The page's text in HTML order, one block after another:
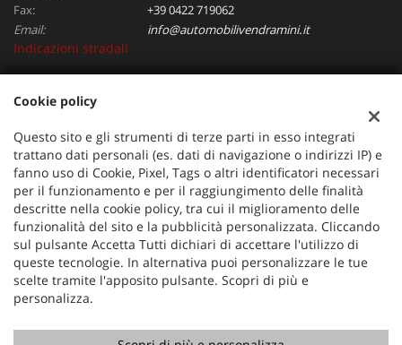
Fax:
+39 0422 719062
Email:
info@automobilivendramini.it
Indicazioni stradali
Dati fiscali:
Automobili Vendramini srl
Via Verdi, 97, Oderzo (TV)
C.F/P.IVA:04823130267
Registro delle imprese:TV
Cookie policy
Questo sito e gli strumenti di terze parti in esso integrati
trattano dati personali (es. dati di navigazione o indirizzi IP) e
fanno uso di Cookie, Pixel, Tags o altri identificatori necessari
per il funzionamento e per il raggiungimento delle finalità
descritte nella cookie policy, tra cui il miglioramento delle
funzionalità del sito e la pubblicità personalizzata. Cliccando
sul pulsante Accetta Tutti dichiari di accettare l'utilizzo di
queste tecnologie. In alternativa puoi personalizzare le tue
scelte tramite l'apposito pulsante. Scopri di più e
personalizza.